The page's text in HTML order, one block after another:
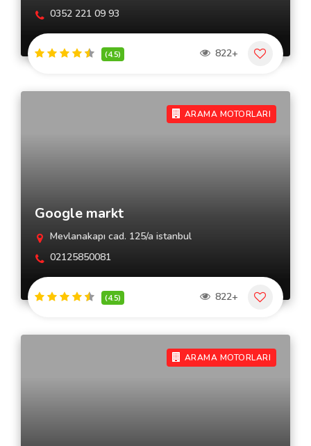
0352 221 09 93
(4.5) 822+
ARAMA MOTORLARI
Google markt
Mevlanakapı cad. 125/a istanbul
02125850081
(4.5) 822+
ARAMA MOTORLARI